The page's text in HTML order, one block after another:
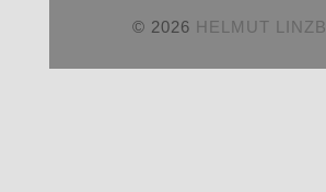
© 2026 HELMUT